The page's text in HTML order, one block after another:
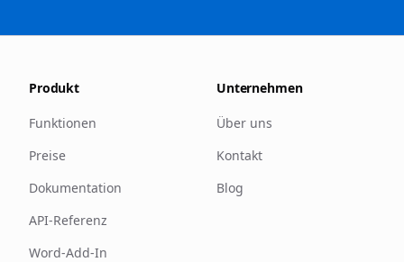
Produkt
Funktionen
Preise
Dokumentation
API-Referenz
Word-Add-In
Unternehmen
Über uns
Kontakt
Blog